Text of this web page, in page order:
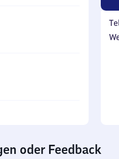
oder Feedback